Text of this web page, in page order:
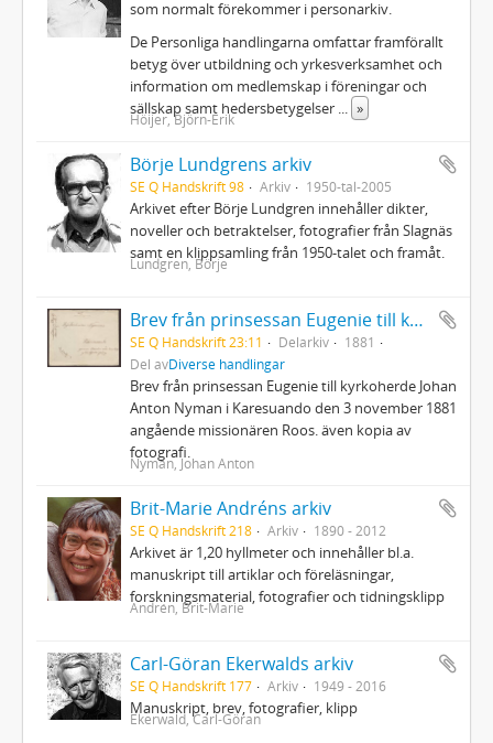
som normalt förekommer i personarkiv.
De Personliga handlingarna omfattar framförallt
betyg över utbildning och yrkesverksamhet och
information om medlemskap i föreningar och
sällskap samt hedersbetygelser
»
Höijer, Björn-Erik
Börje Lundgrens arkiv
SE Q Handskrift 98 Arkiv 1950-tal-2005
Arkivet efter Börje Lundgren innehåller dikter,
noveller och betraktelser, fotografier från Slagnäs
samt en klippsamling från 1950-talet och framåt.
Lundgren, Börje
Brev från prinsessan Eugenie till kyrkoherde Johan Anton Nyman
SE Q Handskrift 23:11 Delarkiv
1881
Del avDiverse handlingar
Brev från prinsessan Eugenie till kyrkoherde Johan
Anton Nyman i Karesuando den 3 november 1881
angående missionären Roos. även kopia av
fotografi.
Nyman, Johan Anton
Brit-Marie Andréns arkiv
SE Q Handskrift 218 Arkiv 1890 - 2012
Arkivet är 1,20 hyllmeter och innehåller bl.a.
manuskript till artiklar och föreläsningar,
forskningsmaterial, fotografier och tidningsklipp
Andrén, Brit-Marie
Carl-Göran Ekerwalds arkiv
SE Q Handskrift 177 Arkiv 1949 - 2016
Manuskript, brev, fotografier, klipp
Ekerwald, Carl-Göran